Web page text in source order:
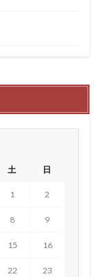
土 日
1 2
8 9
15 16
22 23